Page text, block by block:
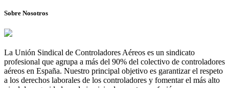
Sobre Nosotros
La Unión Sindical de Controladores Aéreos es un sindicato
profesional que agrupa a más del 90% del colectivo de controladores
aéreos en España. Nuestro principal objetivo es garantizar el respeto
a los derechos laborales de los controladores y fomentar el más alto